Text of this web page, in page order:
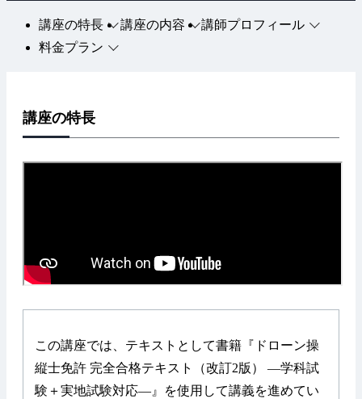
講座の特長 講座の内容
講師プロフィール
料金プラン
講座の特長
この講座では、テキストとして書籍『ドローン操
縦士免許 完全合格テキスト（改訂2版） —学科試
験＋実地試験対応—』を使用して講義を進めてい